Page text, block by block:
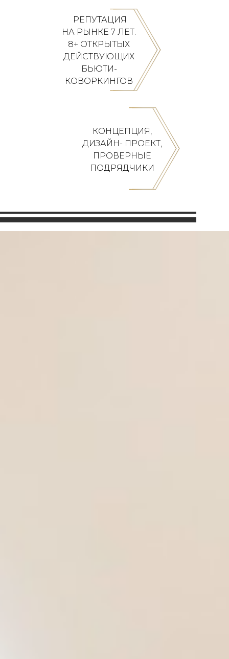
КОНЦЕПЦИЯ,
ДИЗАЙН- ПРОЕКТ,
ПРОВЕРНЫЕ
ПОДРЯДЧИКИ
⁠ РЕПУТАЦИЯ
НА РЫНКЕ 7 ЛЕТ.
8+ ОТКРЫТЫХ
ДЕЙСТВУЮЩИХ
БЬЮТИ-
КОВОРКИНГОВ